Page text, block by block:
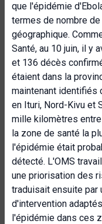
que l'épidémie
termes de nombre
géographique.
Santé, au 10 juin, il y
et 136 décès
étaient dans la
maintenant identifiés
en Ituri, Nord-Kivu et
mille kilomètres
la zone de santé la
l'épidémie était
détecté. L'OMS
une priorisation des
traduisait ensuite par
d'intervention
l'épidémie dans ces